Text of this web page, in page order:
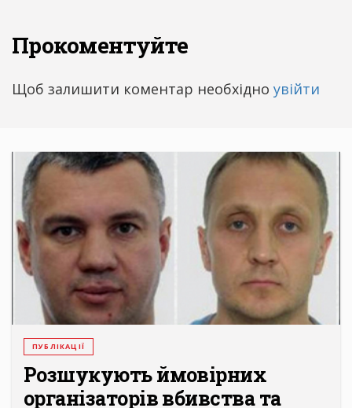
Прокоментуйте
Щоб залишити коментар необхідно увійти
ПУБЛІКАЦІЇ
Розшукують ймовірних
організаторів вбивства та